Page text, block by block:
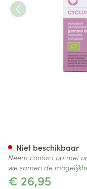
€ 26,95
Niet beschikbaar
Neem contact op met
we samen de